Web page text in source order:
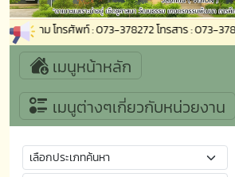
บถาม โทรศัพท์ : 073-378272 โทรสาร : 073-
เมนูหน้าหลัก
เมนูต่างๆเกี่ยวกับหน่วยงาน